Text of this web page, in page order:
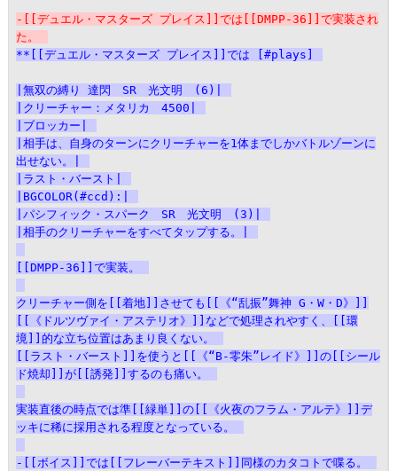
-[[デュエル・マスターズ プレイス]]では[[DMPP-36]]で実装され
た。
**[[デュエル・マスターズ プレイス]]では [#plays]
|無双の縛り 達閃　SR　光文明　(6)|
|クリーチャー：メタリカ　4500|
|ブロッカー|
|相手は、自身のターンにクリーチャーを1体までしかバトルゾーンに
出せない。|
|ラスト・バースト|
|BGCOLOR(#ccd):|
|パシフィック・スパーク　SR　光文明　(3)|
|相手のクリーチャーをすべてタップする。|
[[DMPP-36]]で実装。
クリーチャー側を[[着地]]させても[[《“乱振”舞神 G・W・D》]]
[[《ドルツヴァイ・アステリオ》]]などで処理されやすく、[[環
境]]的な立ち位置はあまり良くない。
[[ラスト・バースト]]を使うと[[《“B-零朱”レイド》]]の[[シール
ド焼却]]が[[誘発]]するのも痛い。
実装直後の時点では準[[緑単]]の[[《火夜のフラム・アルテ》]]デ
ッキに稀に採用される程度となっている。
-[[ボイス]]では[[フレーバーテキスト]]同様のカタコトで喋る。